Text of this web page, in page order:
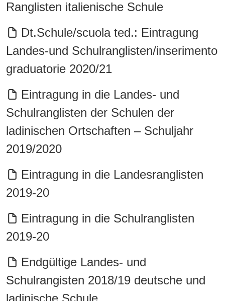
Ranglisten italienische Schule
Dt.Schule/scuola ted.: Eintragung
Landes-und Schulranglisten/inserimento
graduatorie 2020/21
Eintragung in die Landes- und
Schulranglisten der Schulen der
ladinischen Ortschaften – Schuljahr
2019/2020
Eintragung in die Landesranglisten
2019-20
Eintragung in die Schulranglisten
2019-20
Endgültige Landes- und
Schulrangisten 2018/19 deutsche und
ladinische Schule